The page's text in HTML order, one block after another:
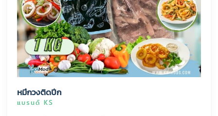
หมึกวงติดปีก
แบรนด์ KS